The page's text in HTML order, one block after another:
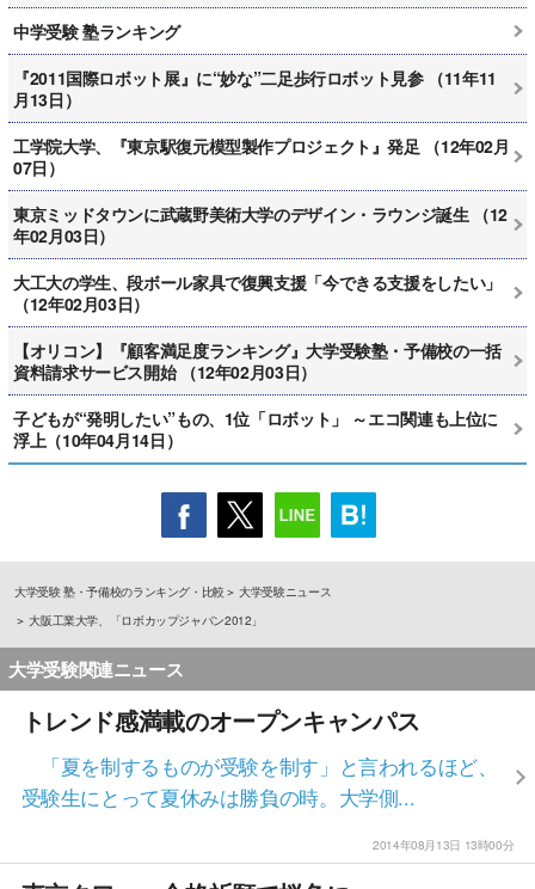
中学受験 塾ランキング
『2011国際ロボット展』に“妙な”二足歩行ロボット見参 （11年11
月13日）
工学院大学、『東京駅復元模型製作プロジェクト』発足 （12年02月
07日）
東京ミッドタウンに武蔵野美術大学のデザイン・ラウンジ誕生 （12
年02月03日）
大工大の学生、段ボール家具で復興支援「今できる支援をしたい」
（12年02月03日）
【オリコン】『顧客満足度ランキング』大学受験塾・予備校の一括
資料請求サービス開始 （12年02月03日）
子どもが“発明したい”もの、1位「ロボット」 ～エコ関連も上位に
浮上（10年04月14日）
大学受験 塾・予備校のランキング・比較
大学受験ニュース
大阪工業大学、「ロボカップジャパン2012」
大学受験関連ニュース
トレンド感満載のオープンキャンパス
「夏を制するものが受験を制す」と言われるほど、
受験生にとって夏休みは勝負の時。大学側...
2014年08月13日 13時00分